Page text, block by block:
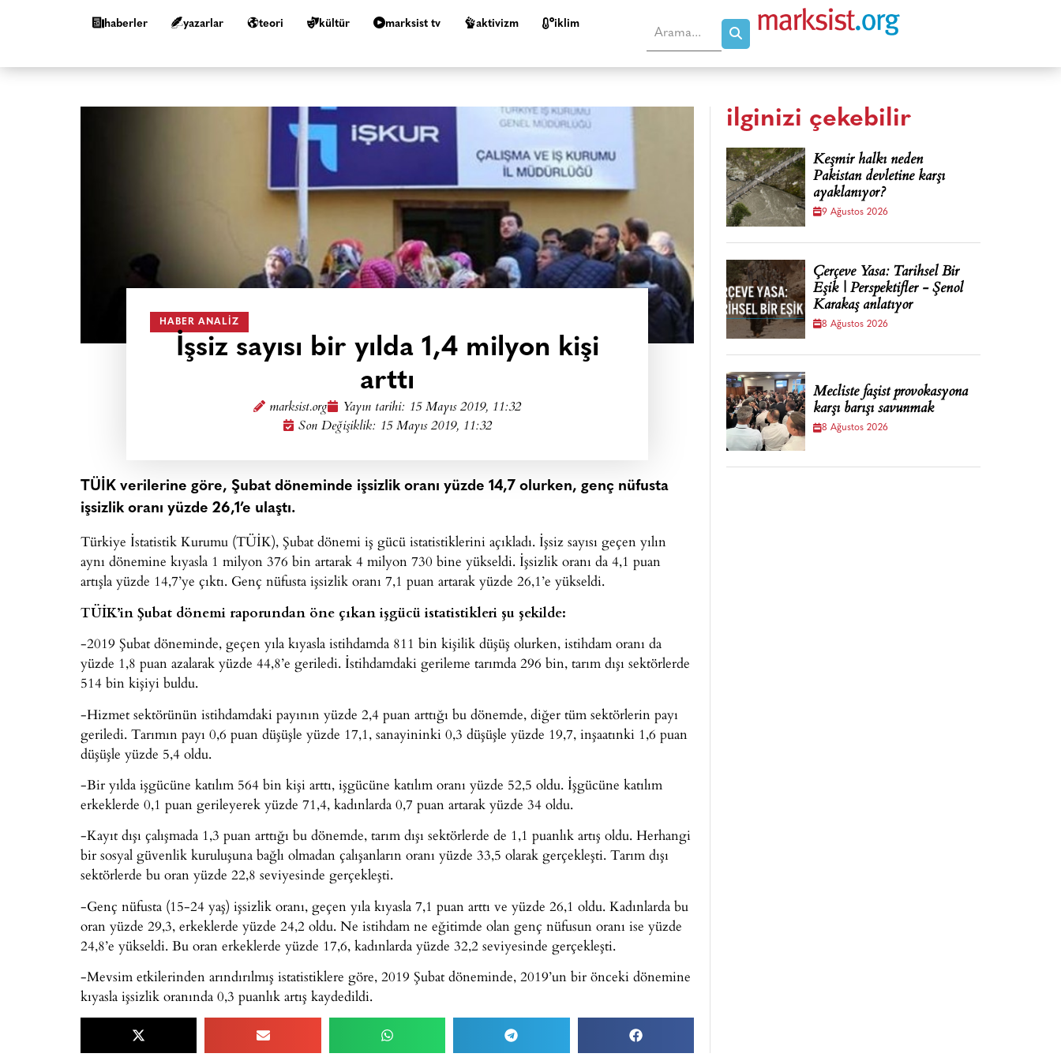
haberler yazarlar teori kültür marksist tv aktivizm i̇klim
HABER ANALIZ
İşsiz sayısı bir yılda 1,4 milyon kişi
arttı
marksist.org Yayın tarihi: 15 Mayıs 2019, 11:32
Son Değişiklik: 15 Mayıs 2019, 11:32
TÜİK verilerine göre, Şubat döneminde işsizlik oranı yüzde 14,7 olurken, genç nüfusta
işsizlik oranı yüzde 26,1’e ulaştı.
Türkiye İstatistik Kurumu (TÜİK), Şubat dönemi iş gücü istatistiklerini açıkladı. İşsiz sayısı geçen yılın
aynı dönemine kıyasla 1 milyon 376 bin artarak 4 milyon 730 bine yükseldi. İşsizlik oranı da 4,1 puan
artışla yüzde 14,7’ye çıktı. Genç nüfusta işsizlik oranı 7,1 puan artarak yüzde 26,1’e yükseldi.
TÜİK’in Şubat dönemi raporundan öne çıkan işgücü istatistikleri şu şekilde:
-2019 Şubat döneminde, geçen yıla kıyasla istihdamda 811 bin kişilik düşüş olurken, istihdam oranı da
yüzde 1,8 puan azalarak yüzde 44,8’e geriledi. İstihdamdaki gerileme tarımda 296 bin, tarım dışı sektörlerde
514 bin kişiyi buldu.
-Hizmet sektörünün istihdamdaki payının yüzde 2,4 puan arttığı bu dönemde, diğer tüm sektörlerin payı
geriledi. Tarımın payı 0,6 puan düşüşle yüzde 17,1, sanayininki 0,3 düşüşle yüzde 19,7, inşaatınki 1,6 puan
düşüşle yüzde 5,4 oldu.
-Bir yılda işgücüne katılım 564 bin kişi arttı, işgücüne katılım oranı yüzde 52,5 oldu. İşgücüne katılım
erkeklerde 0,1 puan gerileyerek yüzde 71,4, kadınlarda 0,7 puan artarak yüzde 34 oldu.
-Kayıt dışı çalışmada 1,3 puan arttığı bu dönemde, tarım dışı sektörlerde de 1,1 puanlık artış oldu. Herhangi
bir sosyal güvenlik kuruluşuna bağlı olmadan çalışanların oranı yüzde 33,5 olarak gerçekleşti. Tarım dışı
sektörlerde bu oran yüzde 22,8 seviyesinde gerçekleşti.
-Genç nüfusta (15-24 yaş) işsizlik oranı, geçen yıla kıyasla 7,1 puan arttı ve yüzde 26,1 oldu. Kadınlarda bu
oran yüzde 29,3, erkeklerde yüzde 24,2 oldu. Ne istihdam ne eğitimde olan genç nüfusun oranı ise yüzde
24,8’e yükseldi. Bu oran erkeklerde yüzde 17,6, kadınlarda yüzde 32,2 seviyesinde gerçekleşti.
-Mevsim etkilerinden arındırılmış istatistiklere göre, 2019 Şubat döneminde, 2019’un bir önceki dönemine
kıyasla işsizlik oranında 0,3 puanlık artış kaydedildi.
ilginizi çekebilir
Keşmir halkı neden
Pakistan devletine karşı
ayaklanıyor?
9 Ağustos 2026
Çerçeve Yasa: Tarihsel Bir
Eşik | Perspektifler - Şenol
Karakaş anlatıyor
8 Ağustos 2026
Mecliste faşist provokasyona
karşı barışı savunmak
8 Ağustos 2026